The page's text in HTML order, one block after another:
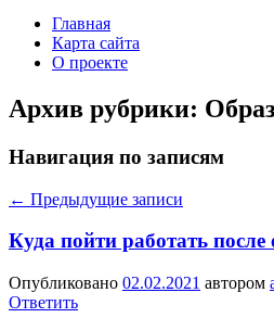
Главная
Карта сайта
О проекте
Архив рубрики:
Навигация по записям
← Предыдущие записи
Куда пойти работать после
Опубликовано 02.02.2021 автором
Ответить